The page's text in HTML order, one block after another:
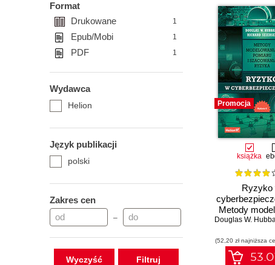
Format
Drukowane
1
Epub/Mobi 1
PDF 1
Wydawca
Helion
Język publikacji
polski
Zakres cen
–
Wyczyść
Promocja
książka
Ryzyko
Metody
pomiaru i
Douglas W.
(52,20 zł najniższa